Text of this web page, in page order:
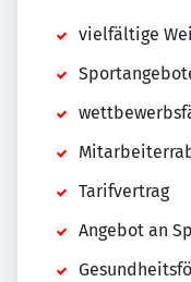
vielfältige
Tarifvertrag
Angebot an